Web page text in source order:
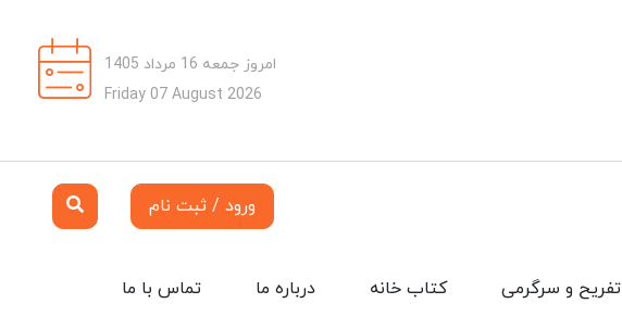
امروز جمعه 16 مرداد 1405
Friday 07 August 2026
ورود / ثبت نام
تماس با ما درباره ما کتاب خانه تفریح و سرگرمی